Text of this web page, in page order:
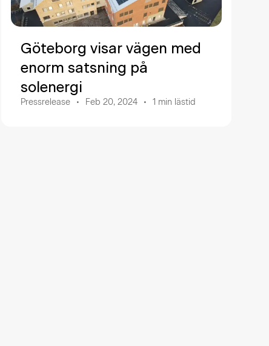
Göteborg visar vägen med
enorm satsning på
solenergi
Pressrelease Feb 20, 2024 1 min lästid